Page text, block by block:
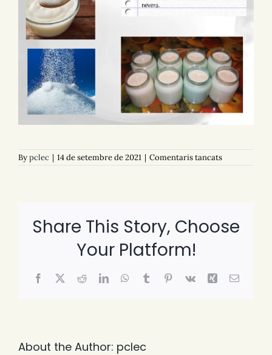
Bypclec | 14 de setembre de 2021 | Comentaris tancatsa
Share This Story, Choose
Your Platform!
Facebook
X RedditLinkedInWhatsApp
TumblrPinterest
Vk Xing Email:
About the Author: pclec